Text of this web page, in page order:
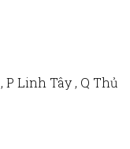
P Linh Tây , Q Thủ